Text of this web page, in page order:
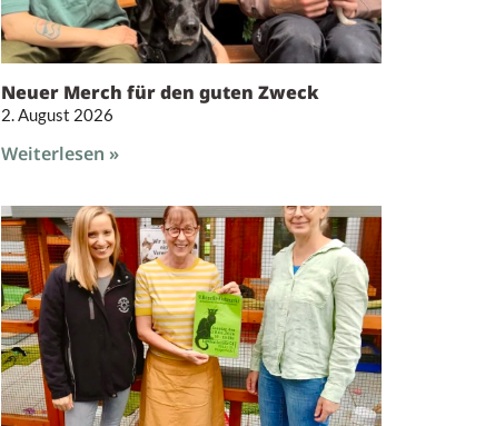
Neuer Merch für den guten Zweck
2. August 2026
Weiterlesen »